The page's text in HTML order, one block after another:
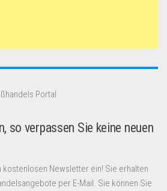
Portal
so verpassen Sie keine neuen
kostenlosen Newsletter ein! Sie erhalten
per E-Mail. Sie können Sie